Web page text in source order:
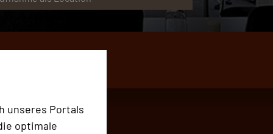
unseres Portals
optimale